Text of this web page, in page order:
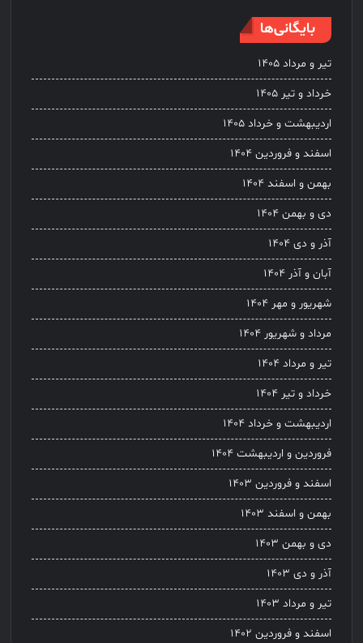
بایگانی‌ها
تیر و مرداد ۱۴۰۵
خرداد و تیر ۱۴۰۵
اردیبهشت و خرداد ۱۴۰۵
اسفند و فروردین ۱۴۰۴
بهمن و اسفند ۱۴۰۴
دی و بهمن ۱۴۰۴
آذر و دی ۱۴۰۴
آبان و آذر ۱۴۰۴
شهریور و مهر ۱۴۰۴
مرداد و شهریور ۱۴۰۴
تیر و مرداد ۱۴۰۴
خرداد و تیر ۱۴۰۴
اردیبهشت و خرداد ۱۴۰۴
فروردین و اردیبهشت ۱۴۰۴
اسفند و فروردین ۱۴۰۳
بهمن و اسفند ۱۴۰۳
دی و بهمن ۱۴۰۳
آذر و دی ۱۴۰۳
تیر و مرداد ۱۴۰۳
اسفند و فروردین ۱۴۰۲